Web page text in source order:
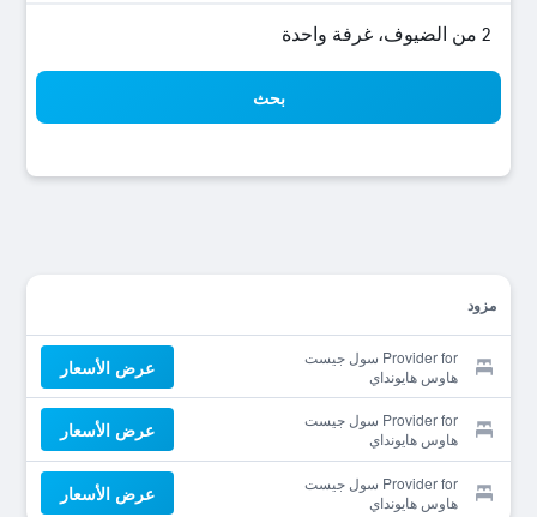
2 من الضيوف، غرفة واحدة
بحث
مزود
Provider for سول جيست
هاوس هايونداي
عرض الأسعار
Provider for سول جيست
هاوس هايونداي
عرض الأسعار
Provider for سول جيست
هاوس هايونداي
عرض الأسعار